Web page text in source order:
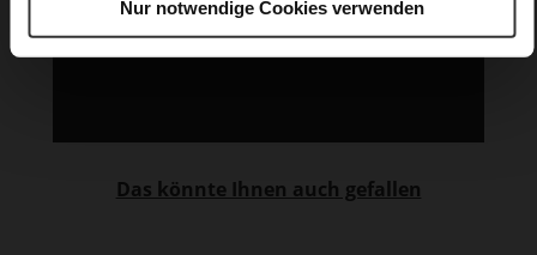
Nur notwendige Cookies verwenden
Das könnte Ihnen auch gefallen